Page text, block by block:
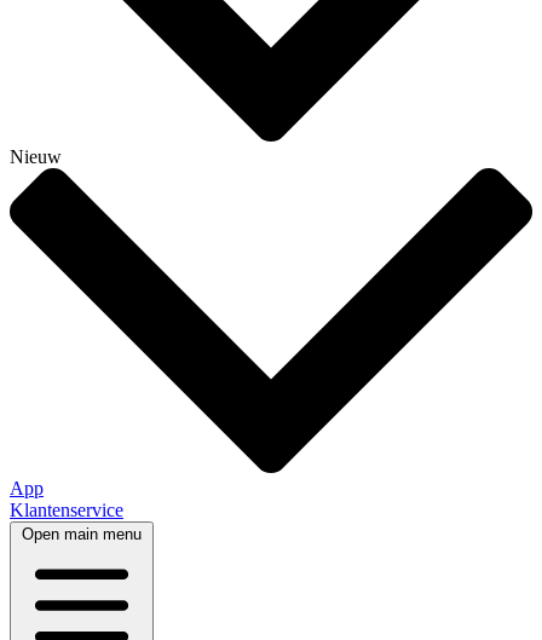
Nieuw
App
Klantenservice
Open main menu